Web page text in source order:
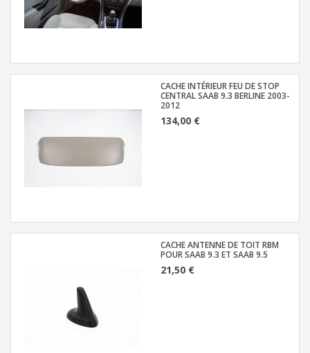
CACHE INTÉRIEUR FEU DE STOP
CENTRAL SAAB 9.3 BERLINE 2003-
2012
134,00 €
CACHE ANTENNE DE TOIT RBM
POUR SAAB 9.3 ET SAAB 9.5
21,50 €